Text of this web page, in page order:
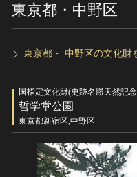
トップ
作品一覧
カテゴリで見る
全国の美術館・博物館
世界遺産
無形文化遺産
東京都・中野区
東京都・ 中野区の文化財
国指定文化財(史跡名勝天然記
哲学堂公園
東京都新宿区,中野区